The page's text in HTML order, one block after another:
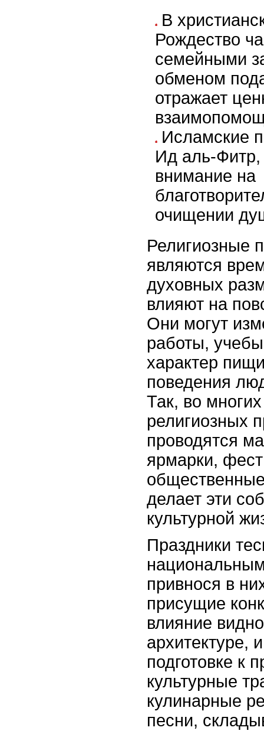
В
Рождество
семейными
обменом
отражает
Исламские
Ид аль-Фитр,
внимание на
очищении
Религиозные
являются
духовных
влияют на
Они могут
работы,
характер
поведения
Так, во
религиозных
проводятся
ярмарки,
делает эти
культурной
Праздники
привнося в
присущие
влияние
архитектуре,
подготовке к
культурные
кулинарные
песни,